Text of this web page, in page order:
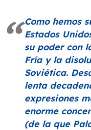
Como hemos
Estados
su poder con
Fría y la
Soviética.
lenta
expresiones
enorme
(de la que